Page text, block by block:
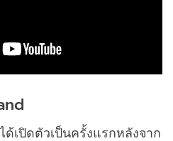
ด้เปิดตัวเป็นครั้งแรกหลังจาก